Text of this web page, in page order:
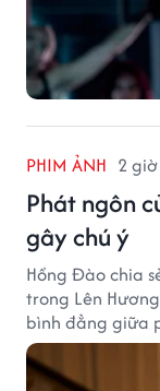
PHIM ẢNH 2
Phát ngôn
gây chú ý
Hồng Đào chia
trong Lên
bình đẳng giữa